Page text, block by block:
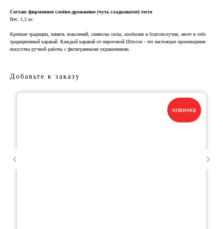
Состав: фирменное слоёно-дрожжевое (чуть сладковатое) тесто
Вес: 1,5 кг.
Крепкие традиции, память поколений, символы силы, изобилия и благополучия, несет в себе
традиционный каравай. Каждый каравай от пироговой Штолле - это настоящее произведение
искусства ручной работы с филигранными украшениями.
Добавьте к заказу
новинка